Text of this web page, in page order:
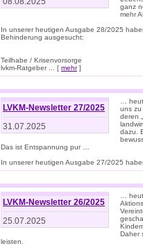
ganz
mehr
In unserer heutigen Ausgabe 28/2025
Behinderung ausgesucht:
Teilhabe / Krisenvorsorge
lvkm-Ratgeber ... [ mehr]
LVKM-Newsletter 27/2025
31.07.2025
…
uns zu
deren
dazu.
Das ist Entspannung pur …
In unserer heutigen Ausgabe 27/2025
LVKM-Newsletter 26/2025
25.07.2025
…
Daher
leisten.